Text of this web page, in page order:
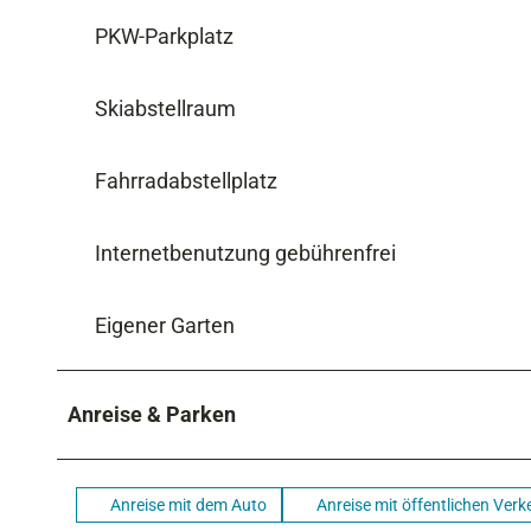
PKW-Parkplatz
Skiabstellraum
Fahrradabstellplatz
Internetbenutzung gebührenfrei
Eigener Garten
Anreise & Parken
Anreise mit dem Auto Anreise mit öffentlichen